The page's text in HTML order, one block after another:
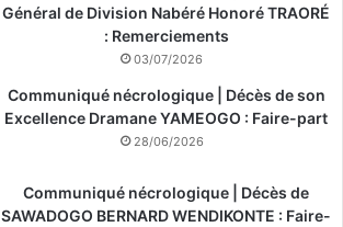
Général de Division Nabéré Honoré TRAORÉ
: Remerciements
03/07/2026
Communiqué nécrologique | Décès de son
Excellence Dramane YAMEOGO : Faire-part
28/06/2026
Communiqué nécrologique | Décès de
SAWADOGO BERNARD WENDIKONTE : Faire-